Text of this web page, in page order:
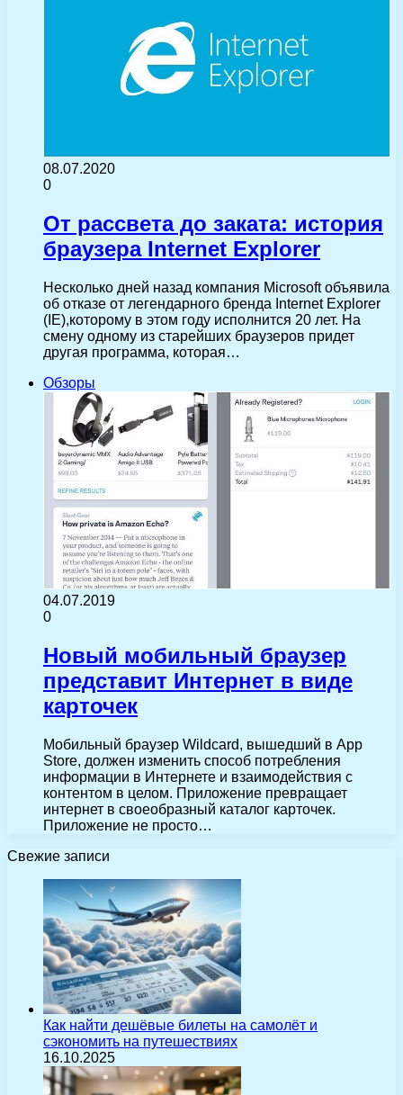
08.07.2020
0
От рассвета до заката: история
браузера Internet Explorer
Несколько дней назад компания Microsoft объявила
об отказе от легендарного бренда Internet Explorer
(IE),которому в этом году исполнится 20 лет. На
смену одному из старейших браузеров придет
другая программа, которая…
Обзоры
04.07.2019
0
Новый мобильный браузер
представит Интернет в виде
карточек
Мобильный браузер Wildcard, вышедший в App
Store, должен изменить способ потребления
информации в Интернете и взаимодействия с
контентом в целом. Приложение превращает
интернет в своеобразный каталог карточек.
Приложение не просто…
Свежие записи
Как найти дешёвые билеты на самолёт и
сэкономить на путешествиях
16.10.2025